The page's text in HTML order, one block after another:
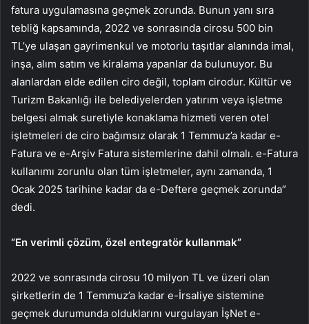
fatura uygulamasına geçmek zorunda. Bunun yanı sıra
tebliğ kapsamında, 2022 ve sonrasında cirosu 500 bin
TL’ye ulaşan gayrimenkul ve motorlu taşıtlar alanında imal,
inşa, alım satım ve kiralama yapanlar da bulunuyor. Bu
alanlardan elde edilen ciro değil, toplam cirodur. Kültür ve
Turizm Bakanlığı ile belediyelerden yatırım veya işletme
belgesi almak suretiyle konaklama hizmeti veren otel
işletmeleri de ciro bağımsız olarak 1 Temmuz’a kadar e-
Fatura ve e-Arşiv Fatura sistemlerine dahil olmalı. e-Fatura
kullanımı zorunlu olan tüm işletmeler, aynı zamanda, 1
Ocak 2025 tarihine kadar da e-Deftere geçmek zorunda”
dedi.
“En verimli çözüm, özel entegratör kullanmak”
2022 ve sonrasında cirosu 10 milyon TL ve üzeri olan
şirketlerin de 1 Temmuz’a kadar e-İrsaliye sistemine
geçmek durumunda olduklarını vurgulayan İşNet e-